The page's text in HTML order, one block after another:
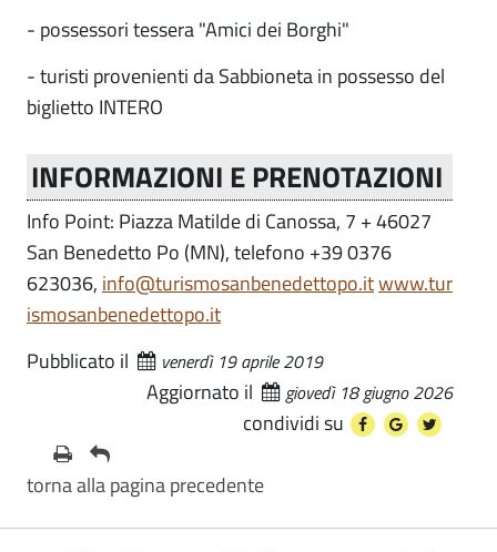
- possessori tessera "Amici dei Borghi"
- turisti provenienti da Sabbioneta in possesso del
biglietto INTERO
INFORMAZIONI E PRENOTAZIONI
Info Point: Piazza Matilde di Canossa, 7 + 46027
San Benedetto Po (MN), telefono +39 0376
623036, info@turismosanbenedettopo.itwww.tur
ismosanbenedettopo.it
Pubblicato il
venerdì 19 aprile 2019
Aggiornato il giovedì 18 giugno 2026
condividi su
torna alla pagina precedente
C